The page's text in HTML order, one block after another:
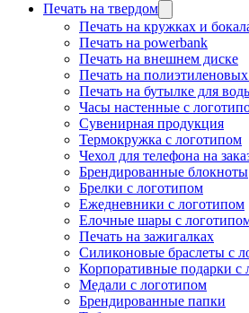
Печать на твердом
Печать на кружках и
Печать на powerbank
Печать на внешнем диске
Печать на полиэтиленовых
Печать на бутылке для
Часы настенные с
Сувенирная продукция
Термокружка с логотипом
Чехол для телефона на
Брендированные блокноты
Брелки с логотипом
Ежедневники с логотипом
Елочные шары с
Печать на зажигалках
Силиконовые браслеты с
Корпоративные подарки с
Медали с логотипом
Брендированные папки